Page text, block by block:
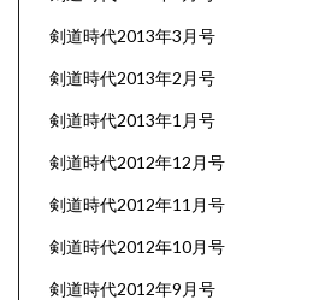
剣道時代2013年3月号
剣道時代2013年2月号
剣道時代2013年1月号
剣道時代2012年12月号
剣道時代2012年11月号
剣道時代2012年10月号
剣道時代2012年9月号